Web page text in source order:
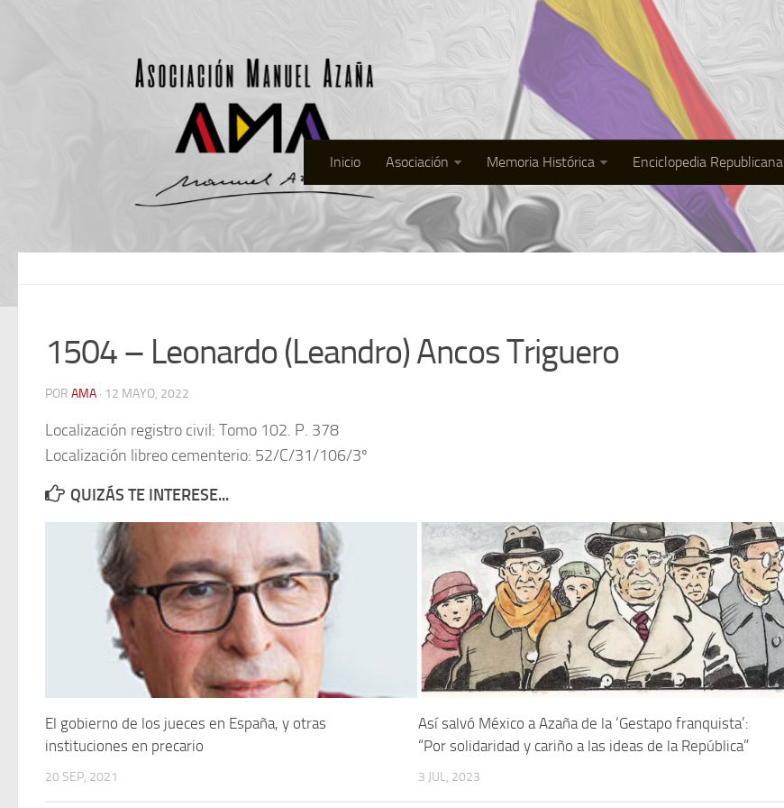
Inicio Asociación Memoria Histórica Enciclopedia Republicana
1504 – Leonardo (Leandro) Ancos Triguero
POR AMA · 12 MAYO, 2022
Localización registro civil: Tomo 102. P. 378
Localización libreo cementerio: 52/C/31/106/3º
QUIZÁS TE INTERESE...
El gobierno de los jueces en España, y otras
instituciones en precario
20 SEP, 2021
Así salvó México a Azaña de la ‘Gestapo franquista’:
“Por solidaridad y cariño a las ideas de la República”
3 JUL, 2023